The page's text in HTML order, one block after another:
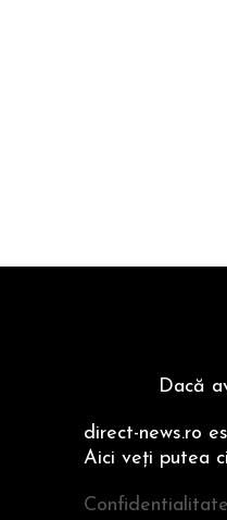
Dacă
direct-news.ro
Aici veţi putea
Confidentialitate